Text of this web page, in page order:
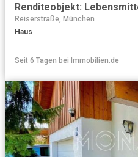
Reiserstraße, München
Haus
Seit 6 Tagen bei Immobilien.de